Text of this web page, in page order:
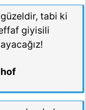
tabi ki
giyisili